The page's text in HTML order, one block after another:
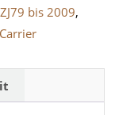
bis 2009,